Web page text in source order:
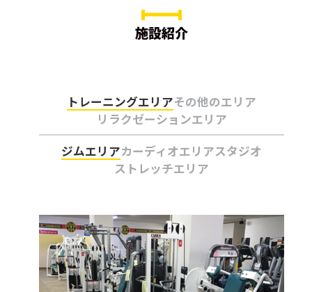
施設紹介
トレーニングエリアその他のエリア
リラクゼーションエリア
ジムエリアカーディオエリアスタジオ
ストレッチエリア